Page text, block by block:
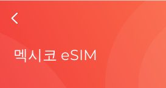
멕시코 eSIM